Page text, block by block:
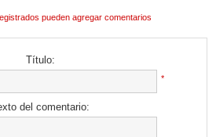
pueden agregar comentarios
Título:
*
del comentario: